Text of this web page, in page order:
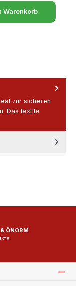
oder benutze die
Warenkorb
zur sicheren
Das textile
ÖNORM